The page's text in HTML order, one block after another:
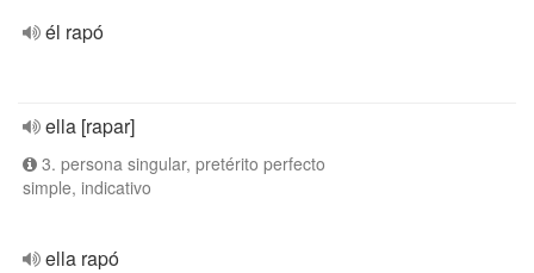
él rapó
ella [rapar]
3. persona singular, pretérito perfecto
simple, indicativo
ella rapó